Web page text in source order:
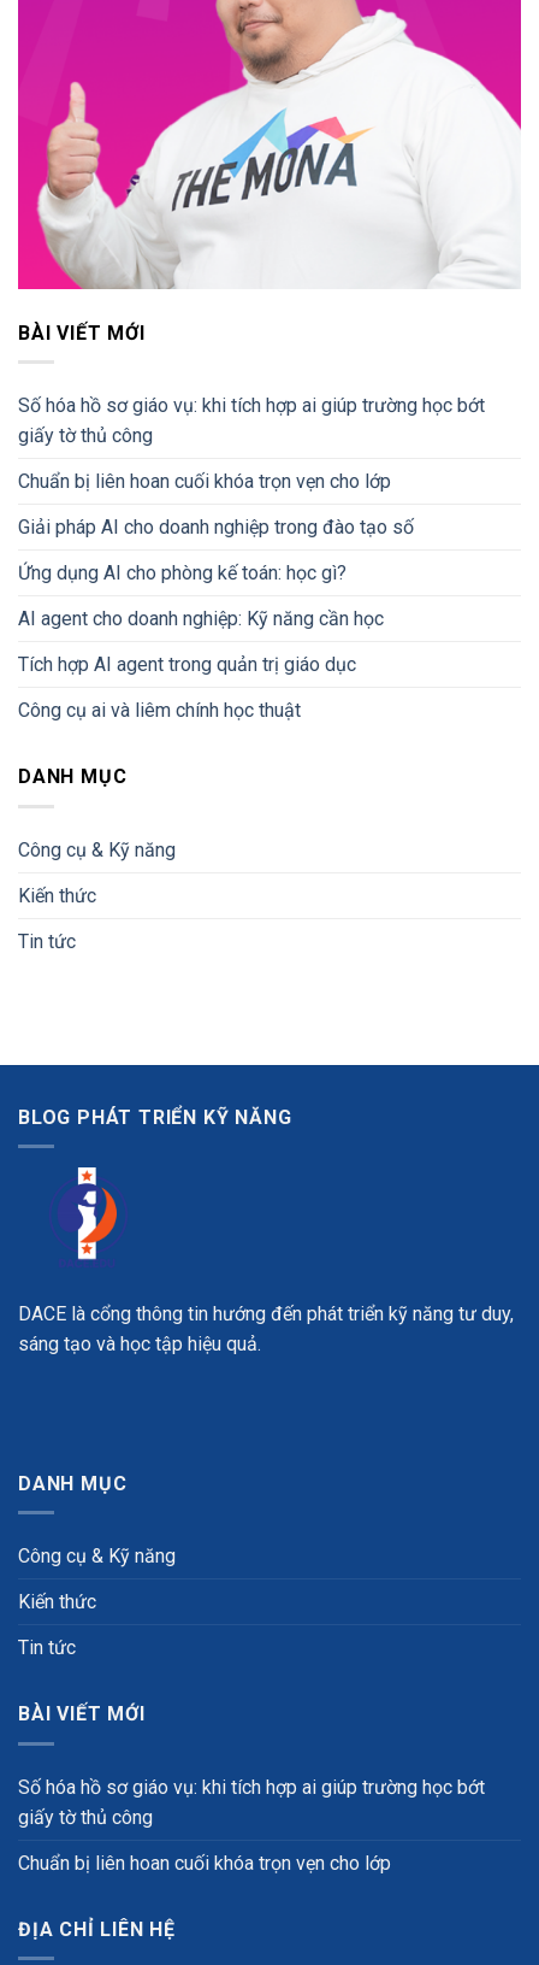
BÀI VIẾT MỚI
Số hóa hồ sơ giáo vụ: khi tích hợp ai giúp trường học bớt
giấy tờ thủ công
Chuẩn bị liên hoan cuối khóa trọn vẹn cho lớp
Giải pháp AI cho doanh nghiệp trong đào tạo số
Ứng dụng AI cho phòng kế toán: học gì?
AI agent cho doanh nghiệp: Kỹ năng cần học
Tích hợp AI agent trong quản trị giáo dục
Công cụ ai và liêm chính học thuật
DANH MỤC
Công cụ & Kỹ năng
Kiến thức
Tin tức
BLOG PHÁT TRIỂN KỸ NĂNG
DACE là cổng thông tin hướng đến phát triển kỹ năng tư duy,
sáng tạo và học tập hiệu quả.
DANH MỤC
Công cụ & Kỹ năng
Kiến thức
Tin tức
BÀI VIẾT MỚI
Số hóa hồ sơ giáo vụ: khi tích hợp ai giúp trường học bớt
giấy tờ thủ công
Chuẩn bị liên hoan cuối khóa trọn vẹn cho lớp
ĐỊA CHỈ LIÊN HỆ